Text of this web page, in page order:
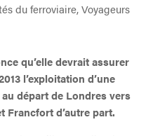
du ferroviaire,Voyageurs
qu’elle devrait assurer
l’exploitation d’une
départ de Londres vers
Francfort d’autre part.